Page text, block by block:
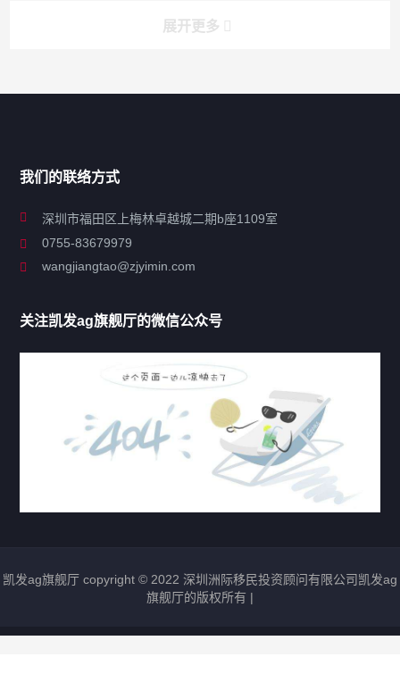
展开更多
联系凯发ag旗舰厅
行业动态
圣基茨移民 瓦努阿图移民
多米尼克移民
圣卢西亚移民
我们的联络方式
深圳市福田区上梅林卓越城二期b座1109室
0755-83679979
wangjiangtao@zjyimin.com
关注凯发ag旗舰厅的微信公众号
凯发ag旗舰厅 copyright © 2022 深圳洲际移民投资顾问有限公司凯发ag
旗舰厅的版权所有 |